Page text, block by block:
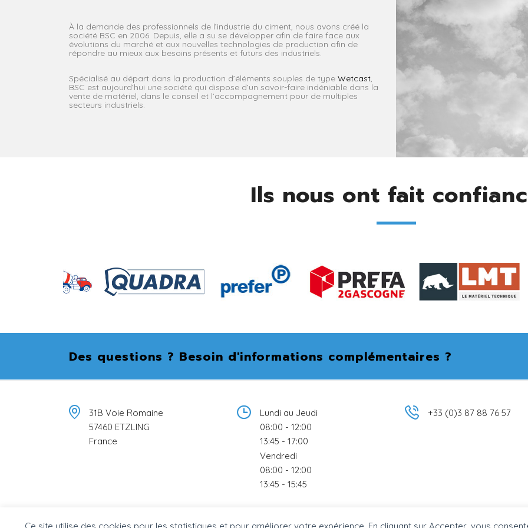
À la demande des professionnels de l’industrie du ciment, nous avons créé la
société BSC en 2006. Depuis, elle a su se développer afin de faire face aux
évolutions du marché et aux nouvelles technologies de production afin de
répondre au mieux aux besoins présents et futurs des industriels.
Spécialisé au départ dans la production d’éléments souples de type Wetcast,
BSC est aujourd’hui une société qui dispose d’un savoir-faire indéniable dans la
vente de matériel, dans le conseil et l’accompagnement pour de multiples
secteurs industriels.
Ils nous ont fait
Des questions ? Besoin d'informations complémentaires ?
31B Voie Romaine
57460 ETZLING
France
Lundi au Jeudi
08:00 - 12:00
13:45 - 17:00
Vendredi
08:00 - 12:00
13:45 - 15:45
+33 (0)3 87 88 76 57